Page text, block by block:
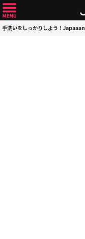
手洗いをしっかりしよう！Japaaan